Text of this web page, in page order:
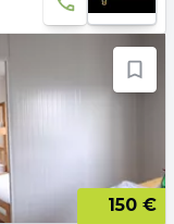
150 €